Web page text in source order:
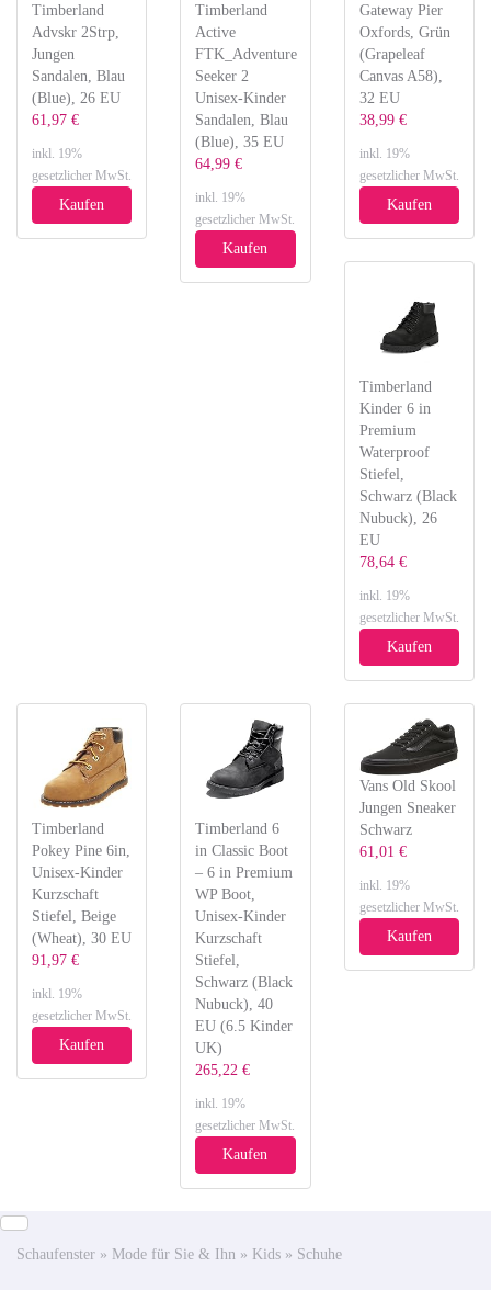
Timberland
Advskr 2Strp,
Jungen
Sandalen, Blau
(Blue), 26 EU
61,97 €
inkl. 19%
gesetzlicher MwSt.
Kaufen
Timberland
Active
FTK_Adventure
Seeker 2
Unisex-Kinder
Sandalen, Blau
(Blue), 35 EU
64,99 €
inkl. 19%
gesetzlicher MwSt.
Kaufen
Gateway Pier
Oxfords, Grün
(Grapeleaf
Canvas A58),
32 EU
38,99 €
inkl. 19%
gesetzlicher MwSt.
Kaufen
Timberland
Kinder 6 in
Premium
Waterproof
Stiefel,
Schwarz (Black
Nubuck), 26
EU
78,64 €
inkl. 19%
gesetzlicher MwSt.
Kaufen
Timberland
Pokey Pine 6in,
Unisex-Kinder
Kurzschaft
Stiefel, Beige
(Wheat), 30 EU
91,97 €
inkl. 19%
gesetzlicher MwSt.
Kaufen
Timberland 6
in Classic Boot
– 6 in Premium
WP Boot,
Unisex-Kinder
Kurzschaft
Stiefel,
Schwarz (Black
Nubuck), 40
EU (6.5 Kinder
UK)
265,22 €
inkl. 19%
gesetzlicher MwSt.
Kaufen
Vans Old Skool
Jungen Sneaker
Schwarz
61,01 €
inkl. 19%
gesetzlicher MwSt.
Kaufen
Schaufenster » Mode für Sie & Ihn » Kids » Schuhe